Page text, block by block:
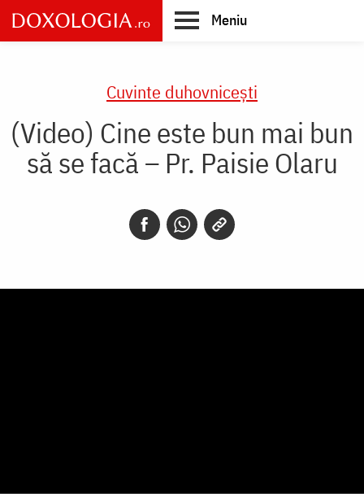
Skip
to
main
Meniu
Cuvinte duhovnicești
(Video) Cine este bun mai bun
să se facă – Pr. Paisie Olaru